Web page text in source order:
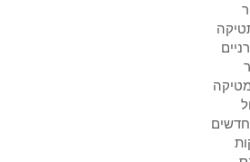
חדשים